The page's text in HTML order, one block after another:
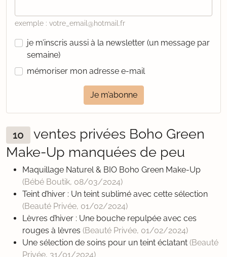
exemple : votre_email@hotmail.fr
je m’inscris aussi à la newsletter (un message par
semaine)
mémoriser mon adresse e-mail
Je m’abonne
10
ventes privées Boho Green
Make-Up manquées de peu
Maquillage Naturel & BIO Boho Green Make-Up
(Bébé Boutik, 08/03/2024)
Teint d’hiver : Un teint sublimé avec cette sélection
(Beauté Privée, 01/02/2024)
Lèvres d’hiver : Une bouche repulpée avec ces
rouges à lèvres (Beauté Privée, 01/02/2024)
Une sélection de soins pour un teint éclatant (Beauté
Privée, 31/01/2024)